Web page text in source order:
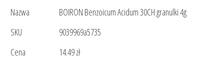
Nazwa
BOIRON Benzoicum Acidum 30CH granulki 4g
SKU
9039969a5735
Cena
14.49 zł